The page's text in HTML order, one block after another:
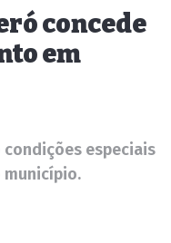
concede
em
especiais
município.